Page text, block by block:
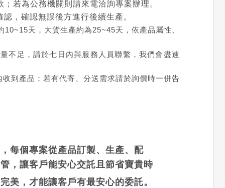
若為公務機關則請來電洽詢專案辦理。
，確認無誤後方進行後續生產。
天，大貨生產約為25~45天，依產品屬性、
不足，請於七日內與服務人員聯繫，我們會盡速
到產品；若有代寄、分送需求請於詢價時一併告
每個專案從產品訂製、生產、配
，讓客戶能安心交託且節省寶貴時
美，才能讓客戶有最安心的委託。